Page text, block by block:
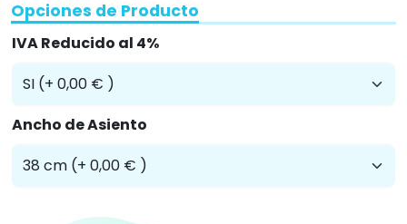
Opciones de Producto
IVA Reducido al 4%
Ancho de Asiento